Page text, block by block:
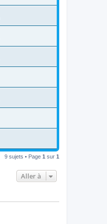
9 sujets • Page 1 sur 1
Aller à